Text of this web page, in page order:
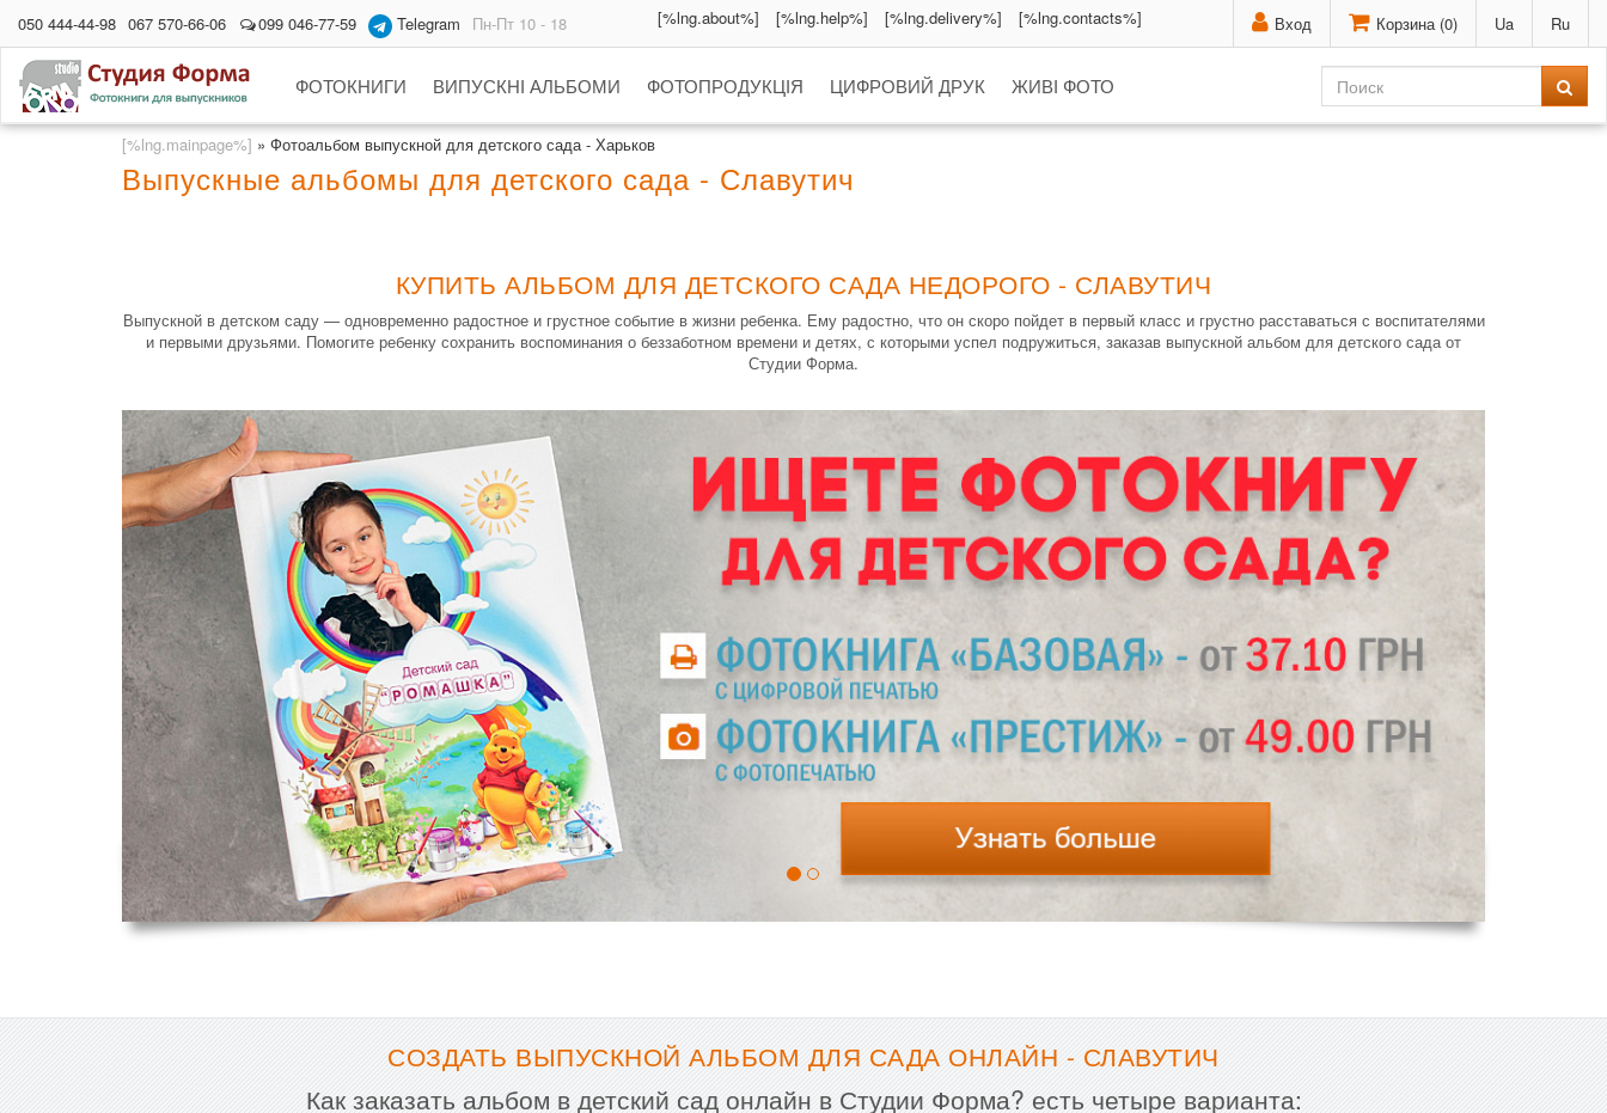
Вход Корзина (0) Ua Ru
050 444-44-98 067 570-66-06 099 046-77-59 Telegram Пн-Пт 10 - 18 [%lng.about%] [%lng.help%] [%lng.delivery%] [%lng.contacts%]
ФОТОКНИГИ ВИПУСКНІ АЛЬБОМИ ФОТОПРОДУКЦІЯ ЦИФРОВИЙ ДРУК ЖИВІ ФОТО
[%lng.mainpage%] » Фотоальбом выпускной для детского сада - Харьков
Выпускные альбомы для детского сада - Славутич
КУПИТЬ АЛЬБОМ ДЛЯ ДЕТСКОГО САДА НЕДОРОГО - СЛАВУТИЧ
Выпускной в детском саду — одновременно радостное и грустное событие в жизни ребенка. Ему радостно, что он скоро пойдет в первый класс и грустно расставаться с воспитателями
и первыми друзьями. Помогите ребенку сохранить воспоминания о беззаботном времени и детях, с которыми успел подружиться, заказав выпускной альбом для детского сада от
Студии Форма.
СОЗДАТЬ ВЫПУСКНОЙ АЛЬБОМ ДЛЯ САДА ОНЛАЙН - СЛАВУТИЧ
Как заказать альбом в детский сад онлайн в Студии Форма? есть четыре варианта: